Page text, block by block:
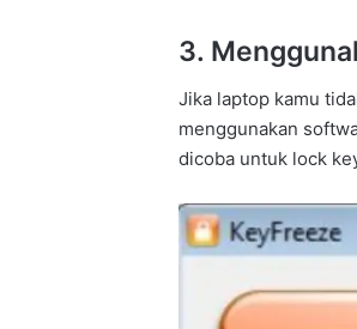
3.
Jika laptop kamu
menggunakan
dicoba untuk lock